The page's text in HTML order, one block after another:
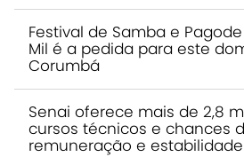
Festival de Samba e
Mil é a pedida para este
Corumbá
Senai oferece mais de 2,8
cursos técnicos e chances
remuneração e estabilidade